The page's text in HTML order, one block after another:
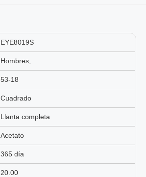
EYE8019S
Hombres,
53-18
Cuadrado
Llanta completa
Acetato
365 día
20.00